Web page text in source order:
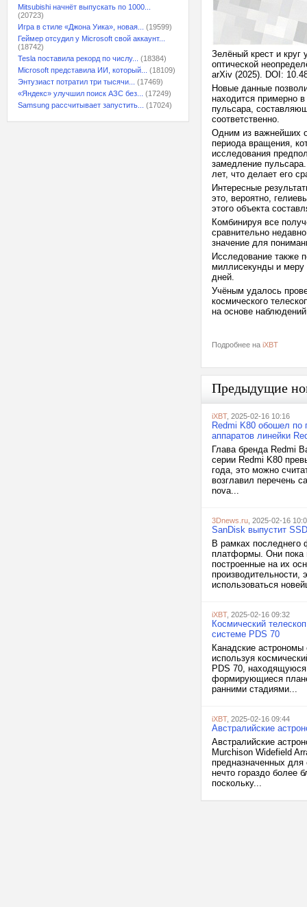
Mitsubishi начнёт выпускать по 1000...
(20723)
Игра в стиле «Джона Уика», новая...
(19599)
Геймер отсудил у Microsoft свой аккаунт...
(18742)
Tesla поставила рекорд по числу...
(18384)
Microsoft представила ИИ, который...
(18109)
Энтузиаст потратил три тысячи...
(17469)
«Яндекс» улучшил поиск АЗС без...
(17249)
Samsung рассчитывает запустить...
(17024)
Зелёный крест и круг
оптической
arXiv (2025). DOI:
Новые данные
находится примерно
пульсара,
соответственно.
Одним из важнейших
периода вращения,
исследования
замедление
лет, что делает его
Интересные
это, вероятно,
этого объекта
Комбинируя все
сравнительно
значение для
Исследование также
миллисекунды и меру
дней.
Учёным удалось
космического
на основе
Подробнее на iXBT
Предыдущие
iXBT, 2025-02-16 10:16
Redmi K80 обошел по
аппаратов линейки
Глава бренда Redmi
серии Redmi K80
года, это можно
возглавил перечень
nova...
3Dnews.ru , 2025-02-16
SanDisk выпустит
В рамках последнего
платформы. Они пока
построенные на их
производительности,
использоваться
iXBT, 2025-02-16 09:32
Космический
системе PDS 70
Канадские
используя
PDS 70,
формирующиеся
ранними стадиями...
iXBT, 2025-02-16 09:44
Австралийские
Австралийские
Murchison Widefield
предназначенных для
нечто гораздо более
поскольку...